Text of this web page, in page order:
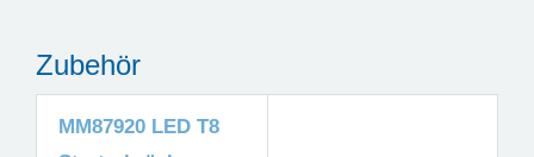
Zubehör
MM87920 LED T8